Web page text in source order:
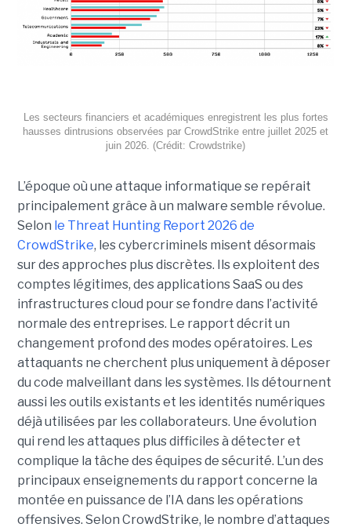
Les secteurs financiers et académiques enregistrent les plus fortes
hausses dintrusions observées par CrowdStrike entre juillet 2025 et
juin 2026. (Crédit: Crowdstrike)
L’époque où une attaque informatique se repérait
principalement grâce à un malware semble révolue.
Selon le Threat Hunting Report 2026 de
CrowdStrike, les cybercriminels misent désormais
sur des approches plus discrètes. Ils exploitent des
comptes légitimes, des applications SaaS ou des
infrastructures cloud pour se fondre dans l’activité
normale des entreprises. Le rapport décrit un
changement profond des modes opératoires. Les
attaquants ne cherchent plus uniquement à déposer
du code malveillant dans les systèmes. Ils détournent
aussi les outils existants et les identités numériques
déjà utilisées par les collaborateurs. Une évolution
qui rend les attaques plus difficiles à détecter et
complique la tâche des équipes de sécurité. L’un des
principaux enseignements du rapport concerne la
montée en puissance de l’IA dans les opérations
offensives. Selon CrowdStrike, le nombre d’attaques